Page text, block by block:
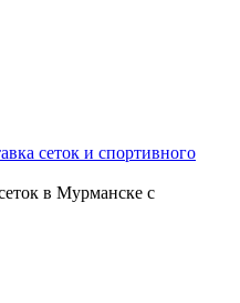
в Мурманске с